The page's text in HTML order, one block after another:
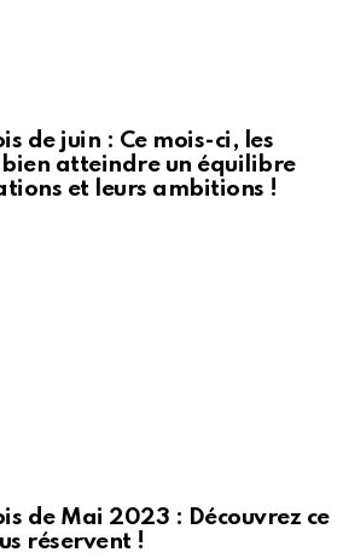
de juin : Ce mois-ci, les
atteindre un équilibre
et leurs ambitions !
de Mai 2023 : Découvrez ce
réservent !